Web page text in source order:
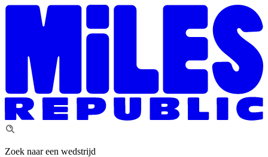
Zoek naar een wedstrijd